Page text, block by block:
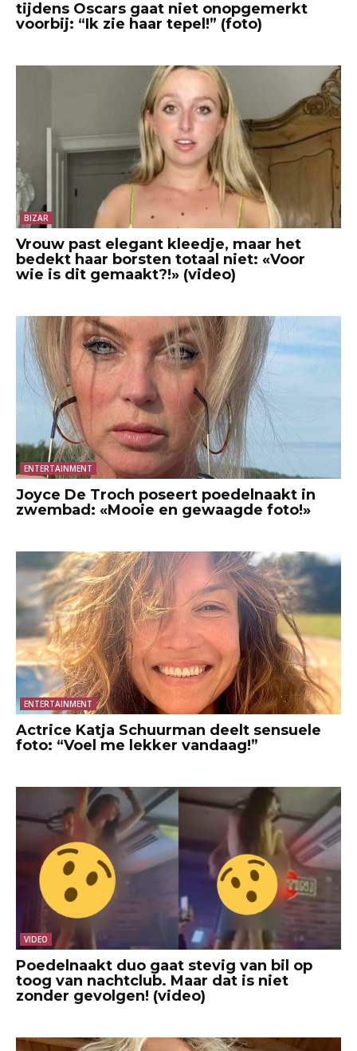
tijdens Oscars gaat niet onopgemerkt
voorbij: “Ik zie haar tepel!” (foto)
BIZAR
Vrouw past elegant kleedje, maar het
bedekt haar borsten totaal niet: «Voor
wie is dit gemaakt?!» (video)
ENTERTAINMENT
Joyce De Troch poseert poedelnaakt in
zwembad: «Mooie en gewaagde foto!»
ENTERTAINMENT
Actrice Katja Schuurman deelt sensuele
foto: “Voel me lekker vandaag!”
VIDEO
Poedelnaakt duo gaat stevig van bil op
toog van nachtclub. Maar dat is niet
zonder gevolgen! (video)